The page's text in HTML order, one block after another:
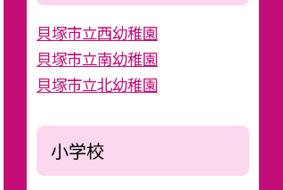
貝塚市立西幼稚園
貝塚市立南幼稚園
貝塚市立北幼稚園
小学校